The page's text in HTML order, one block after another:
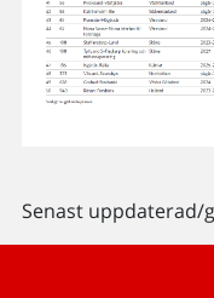
Senast uppdaterad/